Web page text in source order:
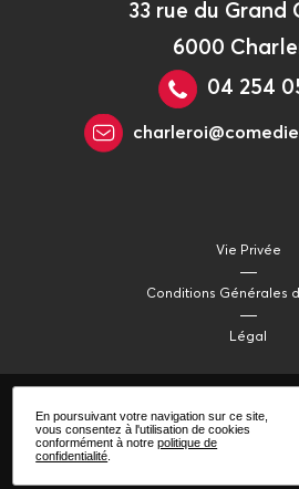
33 rue du Grand
6000
04 254
Vie Privée
Conditions Générales
Légal
En poursuivant votre navigation sur ce site,
vous consentez à l'utilisation de cookies
conformément à notrepolitique de
confidentialité